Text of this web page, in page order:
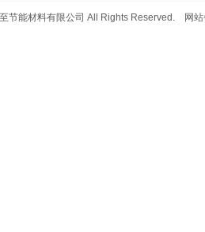
节能材料有限公司 All Rights Reserved. 网站